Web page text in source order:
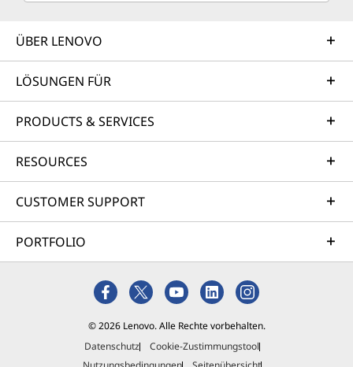
ÜBER LENOVO
LÖSUNGEN FÜR
PRODUCTS & SERVICES
RESOURCES
CUSTOMER SUPPORT
PORTFOLIO
© 2026 Lenovo. Alle Rechte vorbehalten.
Datenschutz
Cookie-Zustimmungstool